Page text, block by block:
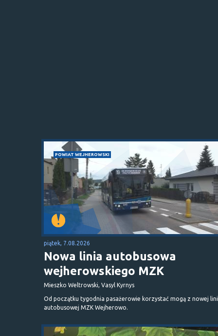
POWIAT WEJHEROWSKI
piątek, 7.08.2026
Nowa linia autobusowa
wejherowskiego MZK
Mieszko Weltrowski, Vasyl Kyrnys
Od początku tygodnia pasażerowie korzystać mogą z nowej
autobusowej MZK Wejherowo.